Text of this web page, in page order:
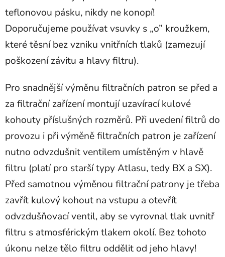
teflonovou pásku, nikdy ne konopí!
Doporučujeme používat vsuvky s „o” kroužkem,
které těsní bez vzniku vnitřních tlaků (zamezují
poškození závitu a hlavy filtru).
Pro snadnější výměnu filtračních patron se před a
za filtrační zařízení montují uzavírací kulové
kohouty příslušných rozměrů. Při uvedení filtrů do
provozu i při výměně filtračních patron je zařízení
nutno odvzdušnit ventilem umístěným v hlavě
filtru (platí pro starší typy Atlasu, tedy BX a SX).
Před samotnou výměnou filtrační patrony je třeba
zavřít kulový kohout na vstupu a otevřít
odvzdušňovací ventil, aby se vyrovnal tlak uvnitř
filtru s atmosférickým tlakem okolí. Bez tohoto
úkonu nelze tělo filtru oddělit od jeho hlavy!